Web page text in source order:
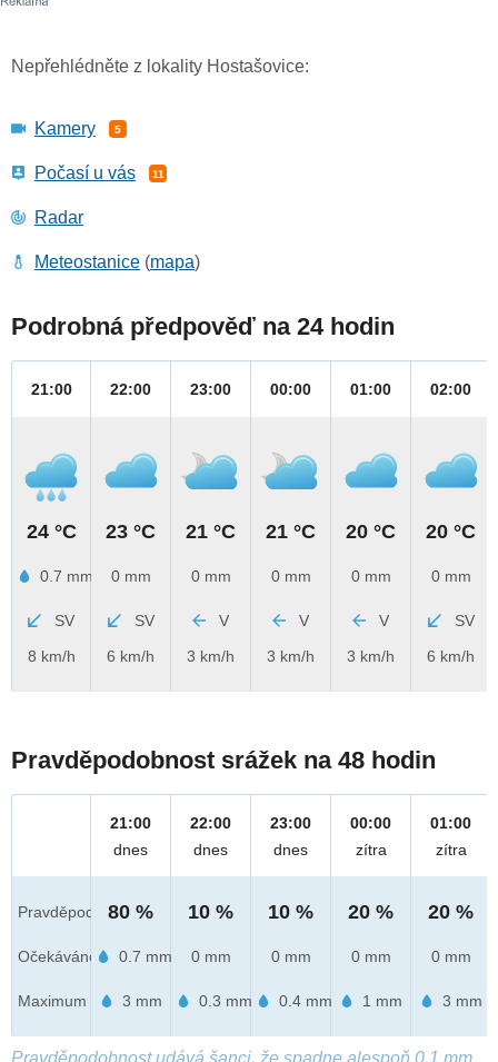
Nepřehlédněte z lokality Hostašovice:
Kamery 5
Počasí u vás 11
Radar
Meteostanice (mapa)
Podrobná předpověď na 24 hodin
21:00
24 °C
0.7 mm
SV
8 km/h
22:00
23 °C
0 mm
SV
6 km/h
23:00
21 °C
0 mm
V
3 km/h
00:00
21 °C
0 mm
V
3 km/h
01:00
20 °C
0 mm
V
3 km/h
02:00
20 °C
0 mm
SV
6 km/h
Pravděpodobnost srážek na 48 hodin
Pravděpod.
Očekáváno
Maximum
21:00
dnes
80 %
0.7 mm
3 mm
22:00
dnes
10 %
0 mm
0.3 mm
23:00
dnes
10 %
0 mm
0.4 mm
00:00
zítra
20 %
0 mm
1 mm
01:00
zítra
20 %
0 mm
3 mm